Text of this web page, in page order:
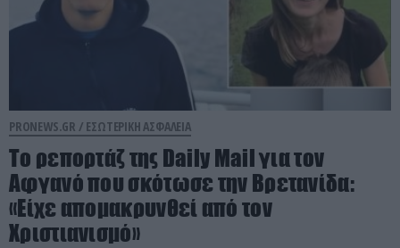
PRONEWS.GR / ΕΣΩΤΕΡΙΚΗ ΑΣΦΑΛΕΙΑ
Το ρεπορτάζ της Daily Mail για τον
Αφγανό που σκότωσε την Βρετανίδα:
«Είχε απομακρυνθεί από τον
Χριστιανισμό»